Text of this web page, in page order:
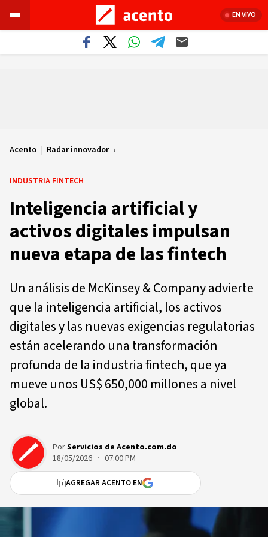
EN VIVO
Acento | Radar innovador
INDUSTRIA FINTECH
Inteligencia artificial y
activos digitales impulsan
nueva etapa de las fintech
Un análisis de McKinsey & Company advierte
que la inteligencia artificial, los activos
digitales y las nuevas exigencias regulatorias
están acelerando una transformación
profunda de la industria fintech, que ya
mueve unos US$ 650,000 millones a nivel
global.
PorServicios de Acento.com.do
18/05/2026 · 07:00 PM
AGREGAR ACENTO EN